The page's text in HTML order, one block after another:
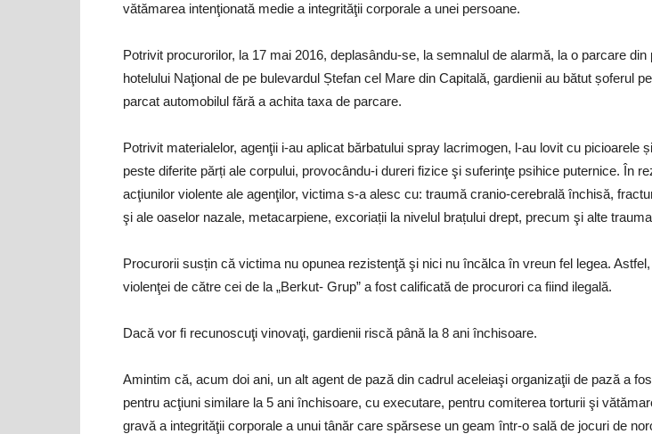
vătămarea intenţionată medie a integrităţii corporale a unei persoane.
Potrivit procurorilor, la 17 mai 2016, deplasându-se, la semnalul de alarmă, la o parcare din
hotelului Naţional de pe bulevardul Ștefan cel Mare din Capitală, gardienii au bătut șoferul
parcat automobilul fără a achita taxa de parcare.
Potrivit materialelor, agenţii i-au aplicat bărbatului spray lacrimogen, l-au lovit cu picioarele
peste diferite părți ale corpului, provocându-i dureri fizice şi suferinţe psihice puternice. În
acţiunilor violente ale agenţilor, victima s-a alesc cu: traumă cranio-cerebrală închisă,
şi ale oaselor nazale, metacarpiene, excoriații la nivelul brațului drept, precum şi alte
Procurorii susțin că victima nu opunea rezistenţă şi nici nu încălca în vreun fel legea.
violenţei de către cei de la „Berkut- Grup” a fost calificată de procurori ca fiind ilegală.
Dacă vor fi recunoscuţi vinovaţi, gardienii riscă până la 8 ani închisoare.
Amintim că, acum doi ani, un alt agent de pază din cadrul aceleiaşi organizaţii de pază a
pentru acţiuni similare la 5 ani închisoare, cu executare, pentru comiterea torturii şi
gravă a integrităţii corporale a unui tânăr care spărsese un geam într-o sală de jocuri de